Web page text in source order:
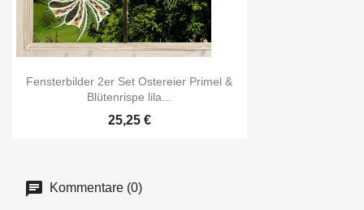
Fensterbilder 2er Set Ostereier Primel &
Blütenrispe lila...
25,25 €
Kommentare (0)